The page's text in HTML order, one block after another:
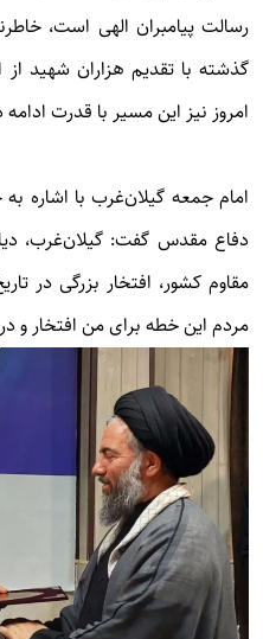
گذشته با تقدیم هزاران شهید از
امروز نیز این مسیر با قدرت ادامه
امام جمعه گیلان‌غرب با اشاره
دفاع مقدس گفت: گیلان‌غرب، دیار
مقاوم کشور، افتخار بزرگی در
مردم این خطه برای من افتخار